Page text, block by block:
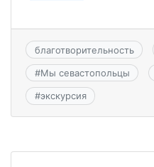
благотворительность
#Мы севастопольцы
#экскурсия